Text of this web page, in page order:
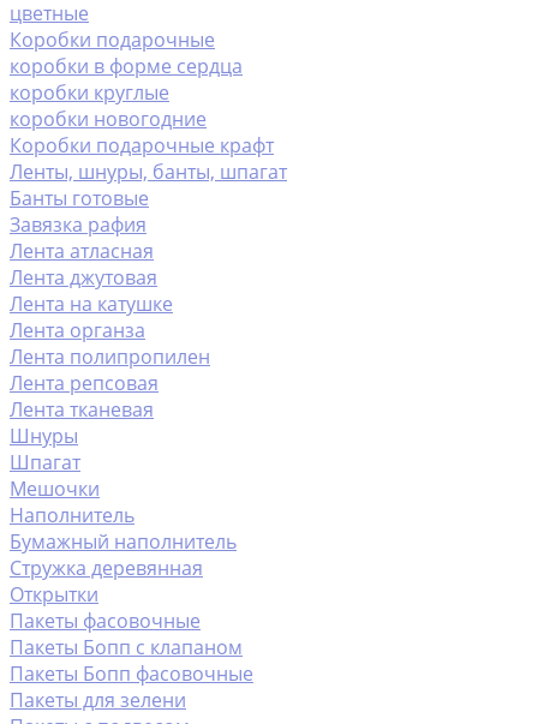
цветные
Коробки подарочные
коробки в форме сердца
коробки круглые
коробки новогодние
Коробки подарочные крафт
Ленты, шнуры, банты, шпагат
Банты готовые
Завязка рафия
Лента атласная
Лента джутовая
Лента на катушке
Лента органза
Лента полипропилен
Лента репсовая
Лента тканевая
Шнуры
Шпагат
Мешочки
Наполнитель
Бумажный наполнитель
Стружка деревянная
Открытки
Пакеты фасовочные
Пакеты Бопп с клапаном
Пакеты Бопп фасовочные
Пакеты для зелени